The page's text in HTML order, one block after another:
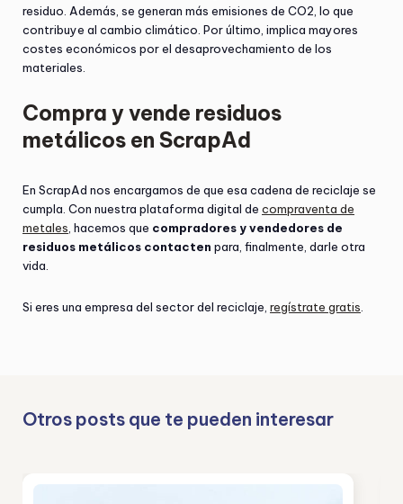
residuo. Además, se generan más emisiones de CO2, lo que
contribuye al cambio climático. Por último, implica mayores
costes económicos por el desaprovechamiento de los
materiales.
Compra y vende residuos
metálicos en ScrapAd
En ScrapAd nos encargamos de que esa cadena de reciclaje se
cumpla. Con nuestra plataforma digital de compraventa de
metales , hacemos que compradores y vendedores de
residuos metálicos contacten para, finalmente, darle otra
vida.
Si eres una empresa del sector del reciclaje, regístrate gratis
Otros posts que te pueden interesar